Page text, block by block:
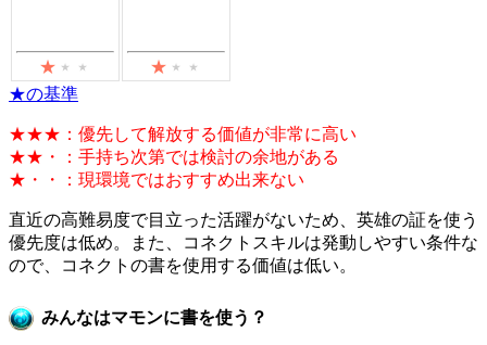
★の基準
★★★：優先して解放する価値が非常に高い
★★・：手持ち次第では検討の余地がある
★・・：現環境ではおすすめ出来ない
直近の高難易度で目立った活躍がないため、英雄の証を使う
優先度は低め。また、コネクトスキルは発動しやすい条件な
ので、コネクトの書を使用する価値は低い。
みんなはマモンに書を使う？